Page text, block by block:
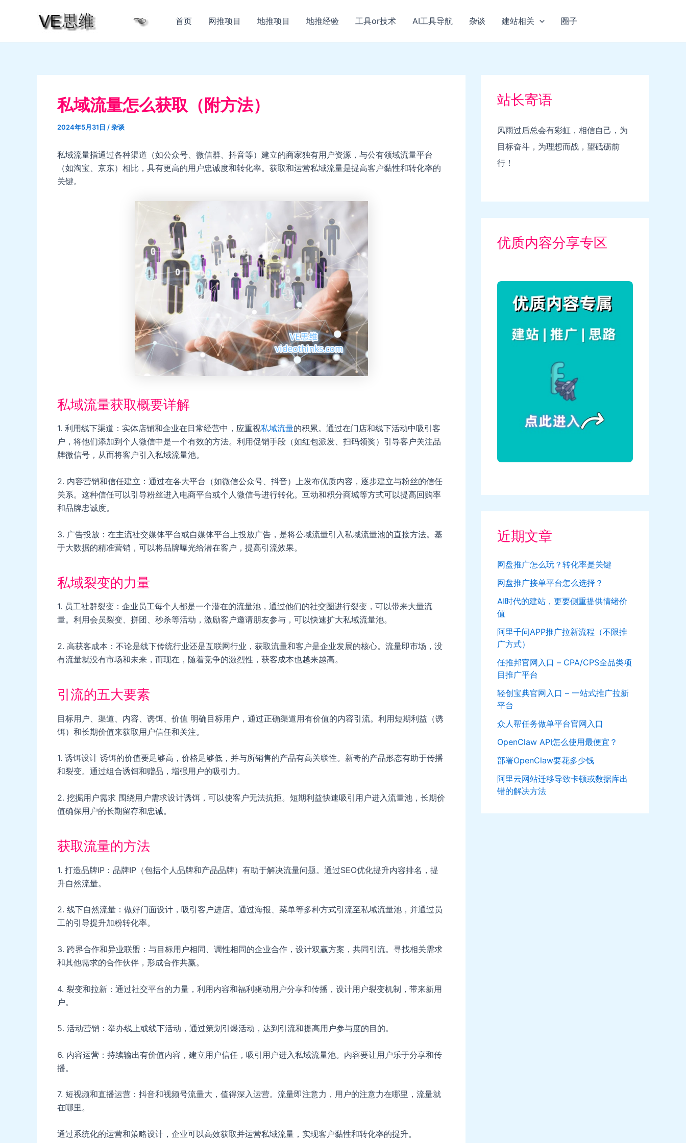
首页 网推项目 地推项目 地推经验 工具or技术 AI工具导航 杂谈 建站相关 圈子
私域流量怎么获取（附方法）
2024年5月31日 /杂谈
私域流量指通过各种渠道（如公众号、微信群、抖音等）建立的商家独有用户资源，与公有领域流量平台
（如淘宝、京东）相比，具有更高的用户忠诚度和转化率。获取和运营私域流量是提高客户黏性和转化率的
关键。
私域流量获取概要详解
1. 利用线下渠道：实体店铺和企业在日常经营中，应重视私域流量的积累。通过在门店和线下活动中吸引客
户，将他们添加到个人微信中是一个有效的方法。利用促销手段（如红包派发、扫码领奖）引导客户关注品
牌微信号，从而将客户引入私域流量池。
2. 内容营销和信任建立：通过在各大平台（如微信公众号、抖音）上发布优质内容，逐步建立与粉丝的信任
关系。这种信任可以引导粉丝进入电商平台或个人微信号进行转化。互动和积分商城等方式可以提高回购率
和品牌忠诚度。
3. 广告投放：在主流社交媒体平台或自媒体平台上投放广告，是将公域流量引入私域流量池的直接方法。基
于大数据的精准营销，可以将品牌曝光给潜在客户，提高引流效果。
私域裂变的力量
1. 员工社群裂变：企业员工每个人都是一个潜在的流量池，通过他们的社交圈进行裂变，可以带来大量流
量。利用会员裂变、拼团、秒杀等活动，激励客户邀请朋友参与，可以快速扩大私域流量池。
2. 高获客成本：不论是线下传统行业还是互联网行业，获取流量和客户是企业发展的核心。流量即市场，没
有流量就没有市场和未来，而现在，随着竞争的激烈性，获客成本也越来越高。
引流的五大要素
目标用户、渠道、内容、诱饵、价值 明确目标用户，通过正确渠道用有价值的内容引流。利用短期利益（诱
饵）和长期价值来获取用户信任和关注。
1. 诱饵设计 诱饵的价值要足够高，价格足够低，并与所销售的产品有高关联性。新奇的产品形态有助于传播
和裂变。通过组合诱饵和赠品，增强用户的吸引力。
2. 挖掘用户需求 围绕用户需求设计诱饵，可以使客户无法抗拒。短期利益快速吸引用户进入流量池，长期价
值确保用户的长期留存和忠诚。
获取流量的方法
1. 打造品牌IP：品牌IP（包括个人品牌和产品品牌）有助于解决流量问题。通过SEO优化提升内容排名，提
升自然流量。
2. 线下自然流量：做好门面设计，吸引客户进店。通过海报、菜单等多种方式引流至私域流量池，并通过员
工的引导提升加粉转化率。
3. 跨界合作和异业联盟：与目标用户相同、调性相同的企业合作，设计双赢方案，共同引流。寻找相关需求
和其他需求的合作伙伴，形成合作共赢。
4. 裂变和拉新：通过社交平台的力量，利用内容和福利驱动用户分享和传播，设计用户裂变机制，带来新用
户。
5. 活动营销：举办线上或线下活动，通过策划引爆活动，达到引流和提高用户参与度的目的。
6. 内容运营：持续输出有价值内容，建立用户信任，吸引用户进入私域流量池。内容要让用户乐于分享和传
播。
7. 短视频和直播运营：抖音和视频号流量大，值得深入运营。流量即注意力，用户的注意力在哪里，流量就
在哪里。
通过系统化的运营和策略设计，企业可以高效获取并运营私域流量，实现客户黏性和转化率的提升。
站长寄语
风雨过后总会有彩虹，相信自己，为
目标奋斗，为理想而战，望砥砺前
行！
优质内容分享专区
近期文章
网盘推广怎么玩？转化率是关键
网盘推广接单平台怎么选择？
AI时代的建站，更要侧重提供情绪价
值
阿里千问APP推广拉新流程（不限推
广方式）
任推邦官网入口 – CPA/CPS全品类项
目推广平台
轻创宝典官网入口 – 一站式推广拉新
平台
众人帮任务做单平台官网入口
OpenClaw API怎么使用最便宜？
部署OpenClaw要花多少钱
阿里云网站迁移导致卡顿或数据库出
错的解决方法